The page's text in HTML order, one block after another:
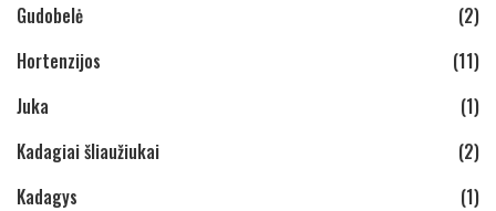
Gudobelė
(2)
Hortenzijos
(11)
Juka
(1)
Kadagiai šliaužiukai
(2)
Kadagys
(1)